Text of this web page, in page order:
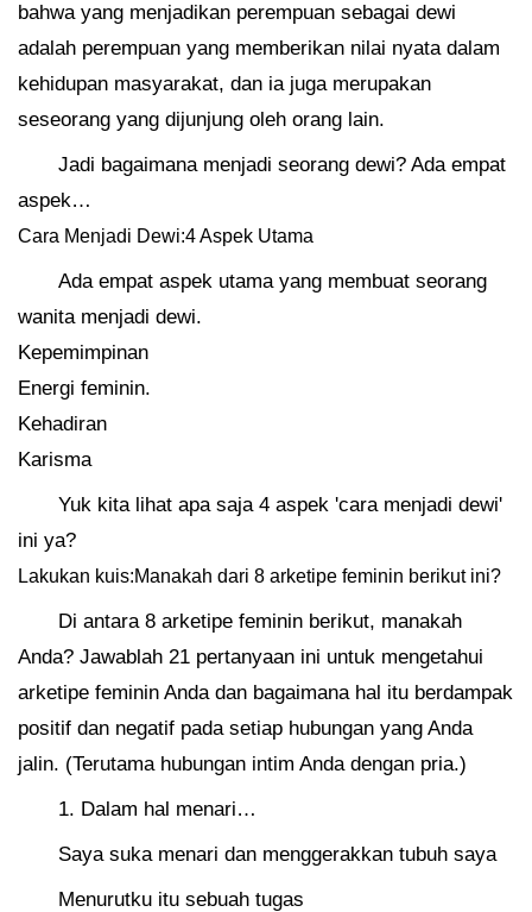
bahwa yang menjadikan perempuan sebagai dewi
adalah perempuan yang memberikan nilai nyata dalam
kehidupan masyarakat, dan ia juga merupakan
seseorang yang dijunjung oleh orang lain.
Jadi bagaimana menjadi seorang dewi? Ada empat
aspek…
Cara Menjadi Dewi:4 Aspek Utama
Ada empat aspek utama yang membuat seorang
wanita menjadi dewi.
Kepemimpinan
Energi feminin.
Kehadiran
Karisma
Yuk kita lihat apa saja 4 aspek 'cara menjadi dewi'
ini ya?
Lakukan kuis:Manakah dari 8 arketipe feminin berikut ini?
Di antara 8 arketipe feminin berikut, manakah
Anda? Jawablah 21 pertanyaan ini untuk mengetahui
arketipe feminin Anda dan bagaimana hal itu berdampak
positif dan negatif pada setiap hubungan yang Anda
jalin. (Terutama hubungan intim Anda dengan pria.)
1. Dalam hal menari…
Saya suka menari dan menggerakkan tubuh saya
Menurutku itu sebuah tugas